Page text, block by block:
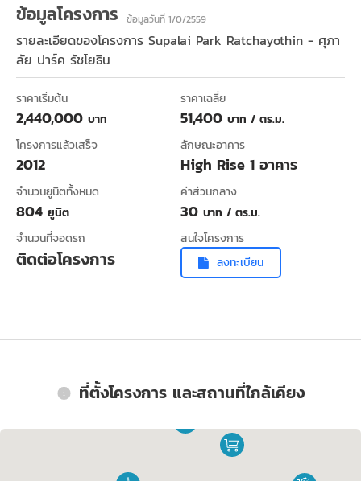
ข้อมูลโครงการ ข้อมูลวันที่ 1/0/2559
รายละเอียดของโครงการ Supalai Park Ratchayothin - ศุภา
ลัย ปาร์ค รัชโยธิน
ราคาเริ่มต้น
2,440,000 บาท
ราคาเฉลี่ย
51,400 บาท / ตร.ม.
โครงการแล้วเสร็จ
2012
ลักษณะอาคาร
High Rise 1 อาคาร
จำนวนยูนิตทั้งหมด
804 ยูนิต
ค่าส่วนกลาง
30 บาท / ตร.ม.
จำนวนที่จอดรถ
ติดต่อโครงการ
สนใจโครงการ
ลงทะเบียน
ที่ตั้งโครงการ และสถานที่ใกล้เคียง